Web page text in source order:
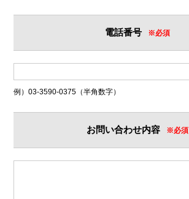
電話番号 ※必須
例）03-3590-0375（半角数字）
お問い合わせ内容 ※必須